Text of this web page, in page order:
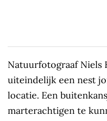
Natuurfotograaf Niels
uiteindelijk een nest
locatie. Een
marterachtigen te